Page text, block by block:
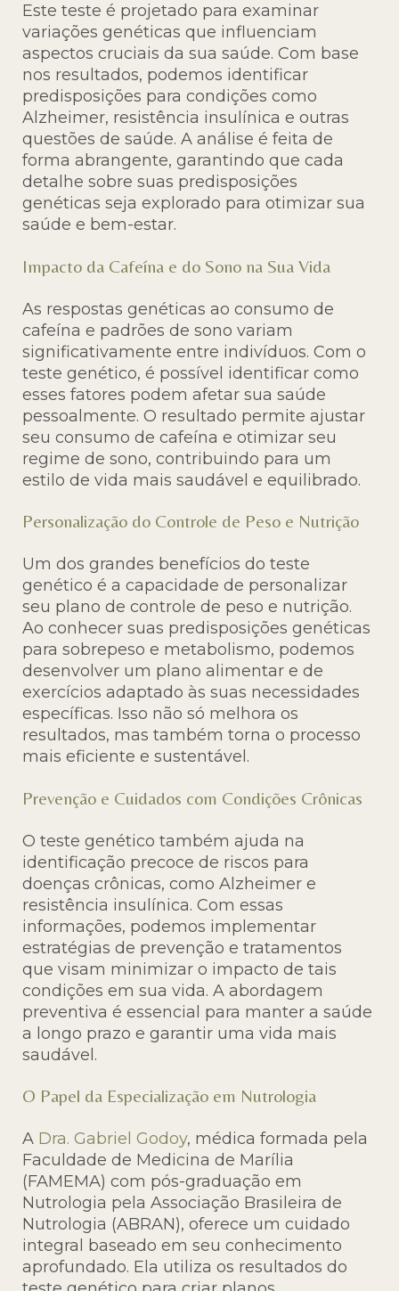
Este teste é projetado para examinar
variações genéticas que influenciam
aspectos cruciais da sua saúde. Com base
nos resultados, podemos identificar
predisposições para condições como
Alzheimer, resistência insulínica e outras
questões de saúde. A análise é feita de
forma abrangente, garantindo que cada
detalhe sobre suas predisposições
genéticas seja explorado para otimizar sua
saúde e bem-estar.
Impacto da Cafeína e do Sono na Sua Vida
As respostas genéticas ao consumo de
cafeína e padrões de sono variam
significativamente entre indivíduos. Com o
teste genético, é possível identificar como
esses fatores podem afetar sua saúde
pessoalmente. O resultado permite ajustar
seu consumo de cafeína e otimizar seu
regime de sono, contribuindo para um
estilo de vida mais saudável e equilibrado.
Personalização do Controle de Peso e Nutrição
Um dos grandes benefícios do teste
genético é a capacidade de personalizar
seu plano de controle de peso e nutrição.
Ao conhecer suas predisposições genéticas
para sobrepeso e metabolismo, podemos
desenvolver um plano alimentar e de
exercícios adaptado às suas necessidades
específicas. Isso não só melhora os
resultados, mas também torna o processo
mais eficiente e sustentável.
Prevenção e Cuidados com Condições Crônicas
O teste genético também ajuda na
identificação precoce de riscos para
doenças crônicas, como Alzheimer e
resistência insulínica. Com essas
informações, podemos implementar
estratégias de prevenção e tratamentos
que visam minimizar o impacto de tais
condições em sua vida. A abordagem
preventiva é essencial para manter a saúde
a longo prazo e garantir uma vida mais
saudável.
O Papel da Especialização em Nutrologia
A Dra. Gabriel Godoy, médica formada pela
Faculdade de Medicina de Marília
(FAMEMA) com pós-graduação em
Nutrologia pela Associação Brasileira de
Nutrologia (ABRAN), oferece um cuidado
integral baseado em seu conhecimento
aprofundado. Ela utiliza os resultados do